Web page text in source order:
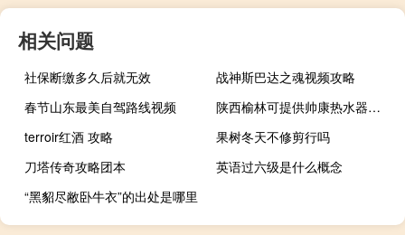
相关问题
社保断缴多久后就无效
战神斯巴达之魂视频攻略
春节山东最美自驾路线视频
陕西榆林可提供帅康热水器维修服务地址在哪
terroir红酒 攻略
果树冬天不修剪行吗
刀塔传奇攻略团本
英语过六级是什么概念
“黑貂尽敝卧牛衣”的出处是哪里